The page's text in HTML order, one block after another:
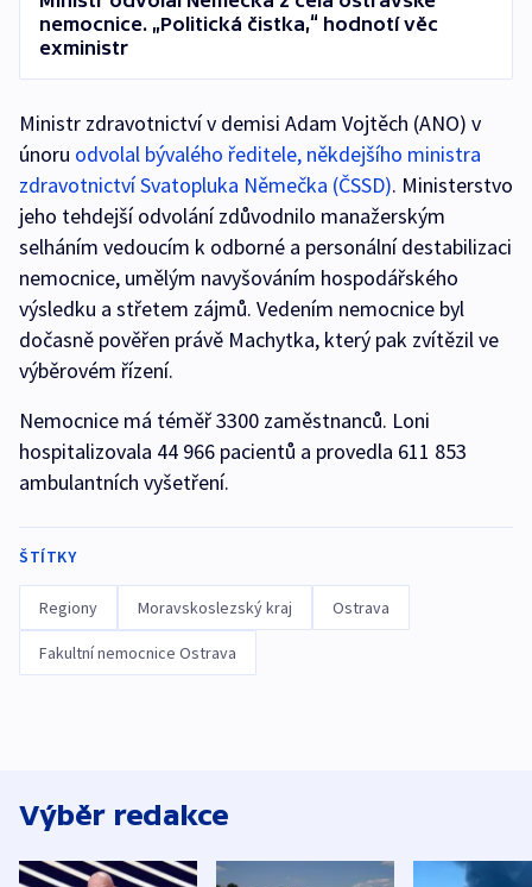
nemocnice. „Politická čistka,“ hodnotí věc
exministr
Ministr zdravotnictví v demisi Adam Vojtěch (ANO) v
únoru odvolal bývalého ředitele, někdejšího ministra
zdravotnictví Svatopluka Němečka (ČSSD). Ministerstvo
jeho tehdejší odvolání zdůvodnilo manažerským
selháním vedoucím k odborné a personální destabilizaci
nemocnice, umělým navyšováním hospodářského
výsledku a střetem zájmů. Vedením nemocnice byl
dočasně pověřen právě Machytka, který pak zvítězil ve
výběrovém řízení.
Nemocnice má téměř 3300 zaměstnanců. Loni
hospitalizovala 44 966 pacientů a provedla 611 853
ambulantních vyšetření.
ŠTÍTKY
Regiony Moravskoslezský kraj Ostrava
Fakultní nemocnice Ostrava
Výběr redakce